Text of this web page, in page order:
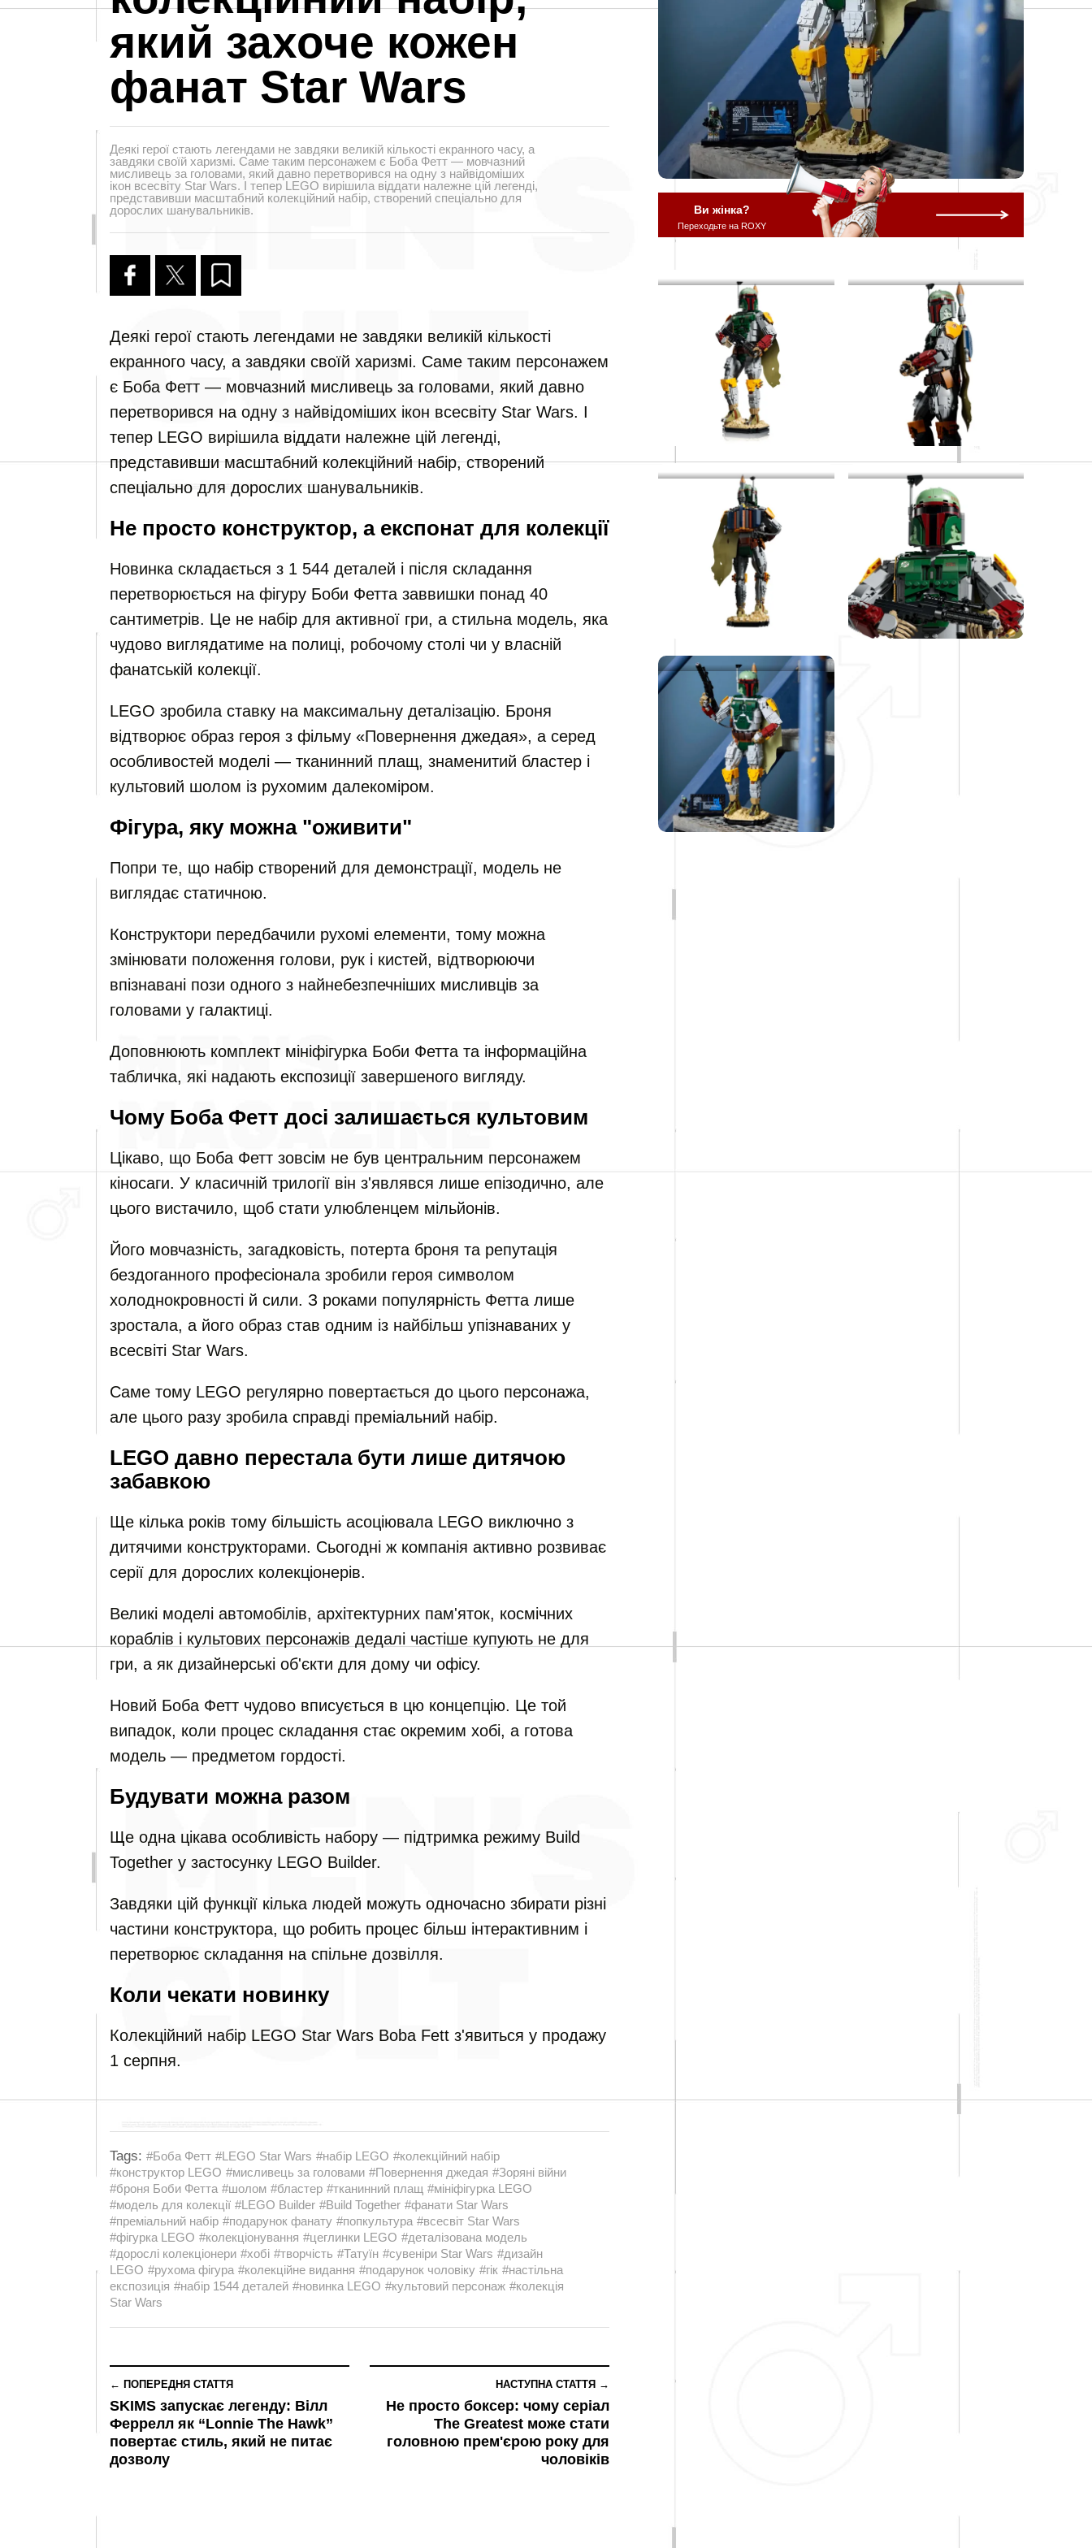
який захоче кожен
фанат Star Wars
Деякі герої стають легендами не завдяки великій кількості екранного часу, а
завдяки своїй харизмі. Саме таким персонажем є Боба Фетт — мовчазний
мисливець за головами, який давно перетворився на одну з найвідоміших
ікон всесвіту Star Wars. І тепер LEGO вирішила віддати належне цій легенді,
представивши масштабний колекційний набір, створений спеціально для
дорослих шанувальників.
Деякі герої стають легендами не завдяки великій кількості
екранного часу, а завдяки своїй харизмі. Саме таким персонажем
є Боба Фетт — мовчазний мисливець за головами, який давно
перетворився на одну з найвідоміших ікон всесвіту Star Wars. І
тепер LEGO вирішила віддати належне цій легенді,
представивши масштабний колекційний набір, створений
спеціально для дорослих шанувальників.
Не просто конструктор, а експонат для колекції
Новинка складається з 1 544 деталей і після складання
перетворюється на фігуру Боби Фетта заввишки понад 40
сантиметрів. Це не набір для активної гри, а стильна модель, яка
чудово виглядатиме на полиці, робочому столі чи у власній
фанатській колекції.
LEGO зробила ставку на максимальну деталізацію. Броня
відтворює образ героя з фільму «Повернення джедая», а серед
особливостей моделі — тканинний плащ, знаменитий бластер і
культовий шолом із рухомим далекоміром.
Фігура, яку можна "оживити"
Попри те, що набір створений для демонстрації, модель не
виглядає статичною.
Конструктори передбачили рухомі елементи, тому можна
змінювати положення голови, рук і кистей, відтворюючи
впізнавані пози одного з найнебезпечніших мисливців за
головами у галактиці.
Доповнюють комплект мініфігурка Боби Фетта та інформаційна
табличка, які надають експозиції завершеного вигляду.
Чому Боба Фетт досі залишається культовим
Цікаво, що Боба Фетт зовсім не був центральним персонажем
кіносаги. У класичній трилогії він з'являвся лише епізодично, але
цього вистачило, щоб стати улюбленцем мільйонів.
Його мовчазність, загадковість, потерта броня та репутація
бездоганного професіонала зробили героя символом
холоднокровності й сили. З роками популярність Фетта лише
зростала, а його образ став одним із найбільш упізнаваних у
всесвіті Star Wars.
Саме тому LEGO регулярно повертається до цього персонажа,
але цього разу зробила справді преміальний набір.
LEGO давно перестала бути лише дитячою
забавкою
Ще кілька років тому більшість асоціювала LEGO виключно з
дитячими конструкторами. Сьогодні ж компанія активно розвиває
серії для дорослих колекціонерів.
Великі моделі автомобілів, архітектурних пам'яток, космічних
кораблів і культових персонажів дедалі частіше купують не для
гри, а як дизайнерські об'єкти для дому чи офісу.
Новий Боба Фетт чудово вписується в цю концепцію. Це той
випадок, коли процес складання стає окремим хобі, а готова
модель — предметом гордості.
Будувати можна разом
Ще одна цікава особливість набору — підтримка режиму Build
Together у застосунку LEGO Builder.
Завдяки цій функції кілька людей можуть одночасно збирати різні
частини конструктора, що робить процес більш інтерактивним і
перетворює складання на спільне дозвілля.
Коли чекати новинку
Колекційний набір LEGO Star Wars Boba Fett з'явиться у продажу
1 серпня.
Tags: #Боба Фетт #LEGO Star Wars #набір LEGO #колекційний набір
#конструктор LEGO #мисливець за головами #Повернення джедая #Зоряні війни
#броня Боби Фетта #шолом #бластер #тканинний плащ #мініфігурка LEGO
#модель для колекції #LEGO Builder #Build Together #фанати Star Wars
#преміальний набір #подарунок фанату #попкультура #всесвіт Star Wars
#фігурка LEGO #колекціонування #цеглинки LEGO #деталізована модель
#дорослі колекціонери #хобі #творчість #Татуїн #сувеніри Star Wars #дизайн
LEGO #рухома фігура #колекційне видання #подарунок чоловіку #гік #настільна
експозиція #набір 1544 деталей #новинка LEGO #культовий персонаж #колекція
Star Wars
← ПОПЕРЕДНЯ СТАТТЯ
SKIMS запускає легенду: Вілл
Феррелл як “Lonnie The Hawk”
повертає стиль, який не питає
дозволу
НАСТУПНА СТАТТЯ →
Не просто боксер: чому серіал
The Greatest може стати
головною прем'єрою року для
чоловіків
Ви жінка?
Переходьте на ROXY